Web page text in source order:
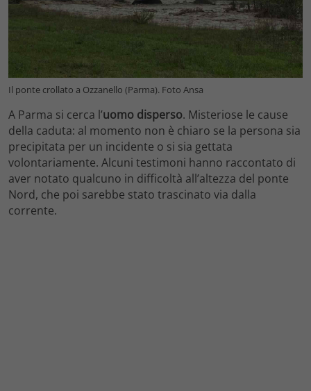
Il ponte crollato a Ozzanello (Parma). Foto Ansa
A Parma si cerca l’uomo disperso. Misteriose le cause
della caduta: al momento non è chiaro se la persona sia
precipitata per un incidente o si sia gettata
volontariamente. Alcuni testimoni hanno raccontato di
aver notato qualcuno in difficoltà all’altezza del ponte
Nord, che poi sarebbe stato trascinato via dalla
corrente.